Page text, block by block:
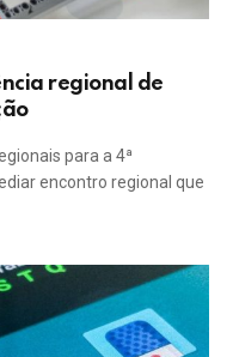
regional de
para a 4ª
encontro regional que